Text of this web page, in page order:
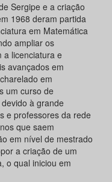
Sergipe e a criação
1968 deram partida
em Matemática
ampliar os
a licenciatura e
avançados em
em
um curso de
à grande
e professores da rede
que saem
em nível de mestrado
a criação de um
o qual iniciou em